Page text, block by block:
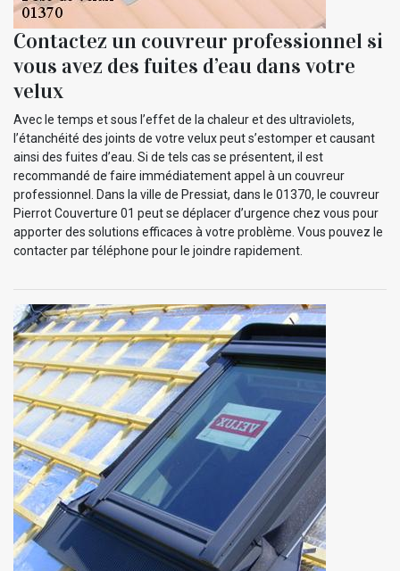
Contactez un couvreur professionnel si
vous avez des fuites d’eau dans votre
velux
Avec le temps et sous l’effet de la chaleur et des ultraviolets,
l’étanchéité des joints de votre velux peut s’estomper et causant
ainsi des fuites d’eau. Si de tels cas se présentent, il est
recommandé de faire immédiatement appel à un couvreur
professionnel. Dans la ville de Pressiat, dans le 01370, le couvreur
Pierrot Couverture 01 peut se déplacer d’urgence chez vous pour
apporter des solutions efficaces à votre problème. Vous pouvez le
contacter par téléphone pour le joindre rapidement.